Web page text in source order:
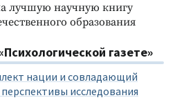
лучшую научную книгу
образования
газете»
нации и совладающий
исследования